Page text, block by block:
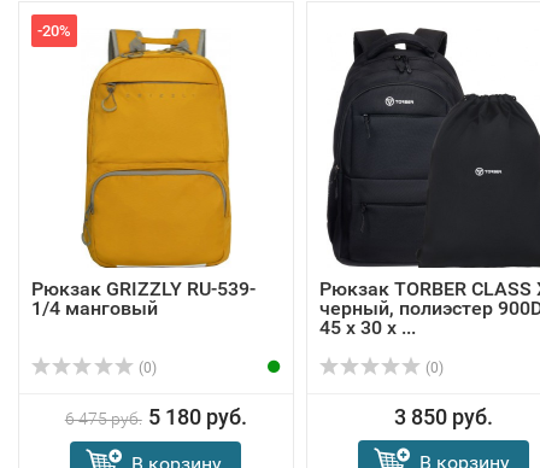
-20%
Рюкзак GRIZZLY RU-539-
1/4 манговый
(0)
6 475 руб. 5 180 руб.
Рюкзак TORBER CLASS
черный, полиэстер
45 x 30 x ...
(0)
3 850 руб.
В корзину